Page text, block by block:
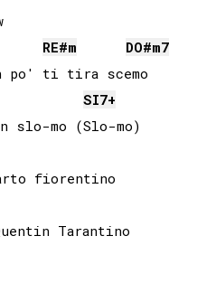
RE#m DO#m7
po' ti tira scemo
SI7+
slo-mo (Slo-mo)
fiorentino
Tarantino